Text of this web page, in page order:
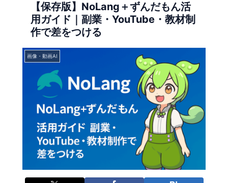
【保存版】NoLang＋ずんだもん活
用ガイド｜副業・YouTube・教材制
作で差をつける
画像・動画AI